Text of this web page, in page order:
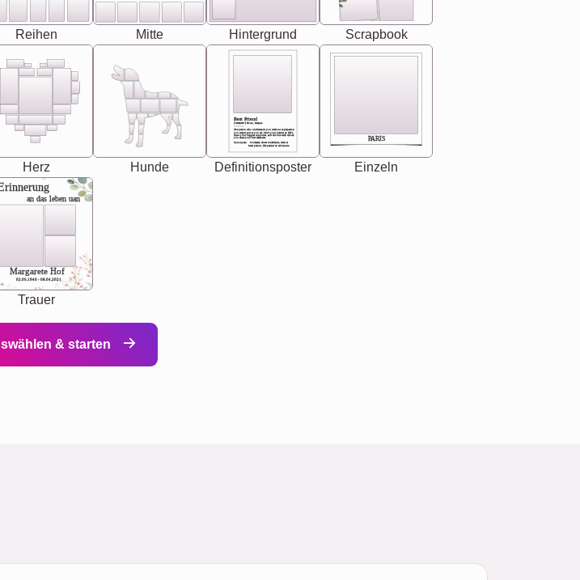
Reihen Mitte Hintergrund Scrapbook
Herz Hunde
Best Friend
[<NAME>] Noun, feminie
Synonyms: Soulmate, closet confidante, sister at
heart person, life partner in adventure.
The person who understands you without explanation
you accepts just as you are. She's your partner in life's,
chaos your biggest supporter, and the one with whom
you share your best memories.
Definitionsposter
PARIS
Einzeln
an das leben uan
Margarete Hof
02.05.1940 - 08.04.2021
Trauer
& starten